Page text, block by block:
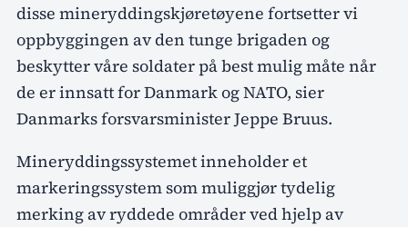
disse mineryddingskjøretøyene fortsetter vi
oppbyggingen av den tunge brigaden og
beskytter våre soldater på best mulig måte når
de er innsatt for Danmark og NATO, sier
Danmarks forsvarsminister Jeppe Bruus.
Mineryddingssystemet inneholder et
markeringssystem som muliggjør tydelig
merking av ryddede områder ved hjelp av